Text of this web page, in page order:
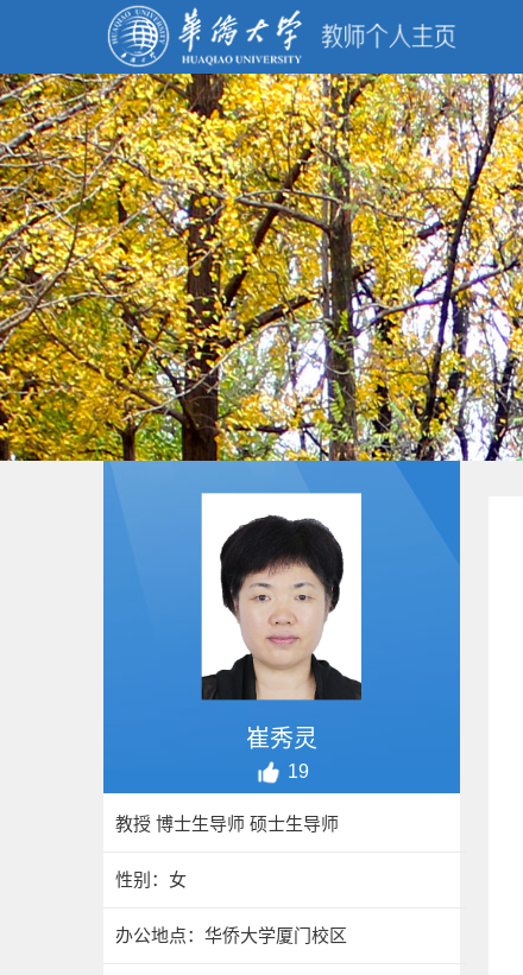
崔秀灵
19
教授 博士生导师 硕士生导师
性别：女
办公地点：华侨大学厦门校区